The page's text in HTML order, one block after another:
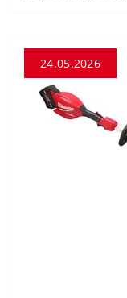
24.05.2026